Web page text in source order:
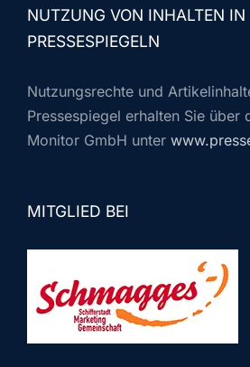
NUTZUNG VON INHALTEN IN
PRESSESPIEGELN
Nutzungsrechte und
Pressespiegel erhalten Sie über
Monitor GmbH unter
MITGLIED BEI